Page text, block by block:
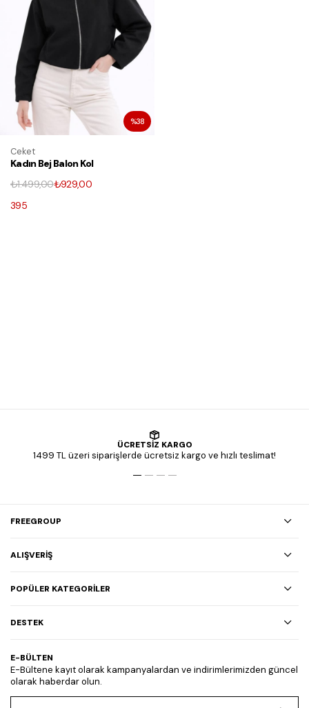
%38
Ceket
Kadın Bej Balon Kol
Bomber Ceket
₺929,00
₺1.499,00
395
ÜCRETSİZ KARGO
1499 TL üzeri siparişlerde ücretsiz kargo ve hızlı teslimat!
FREEGROUP
ALIŞVERİŞ
POPÜLER KATEGORİLER
DESTEK
E-BÜLTEN
E-Bültene kayıt olarak kampanyalardan ve indirimlerimizden güncel
olarak haberdar olun.